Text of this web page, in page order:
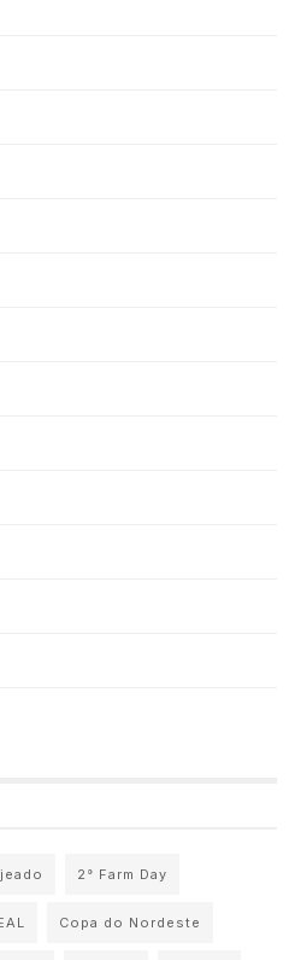
2° Farm Day
Copa do Nordeste